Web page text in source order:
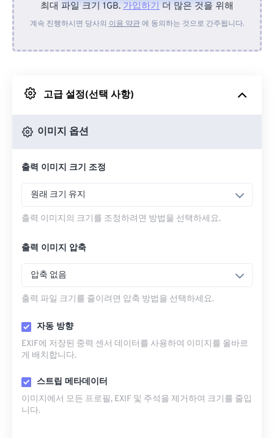
장치에서
Google 드라이브에서
최대 파일 크기 1GB. 가입하기 더 많은 것을 위해
계속 진행하시면 당사의 이용 약관에 동의하는 것으로 간주됩니다.
고급 설정(선택 사항)
이미지 옵션
출력 이미지 크기 조정
원래 크기 유지
출력 이미지의 크기를 조정하려면 방법을 선택하세요.
출력 이미지 압축
압축 없음
출력 파일 크기를 줄이려면 압축 방법을 선택하세요.
자동 방향
EXIF에 저장된 중력 센서 데이터를 사용하여 이미지를 올바르
게 배치합니다.
스트립 메타데이터
이미지에서 모든 프로필, EXIF ​​및 주석을 제거하여 크기를 줄입
니다.